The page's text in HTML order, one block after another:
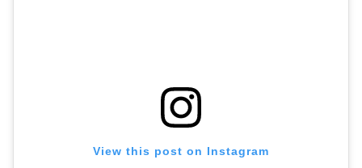
View this post on Instagram